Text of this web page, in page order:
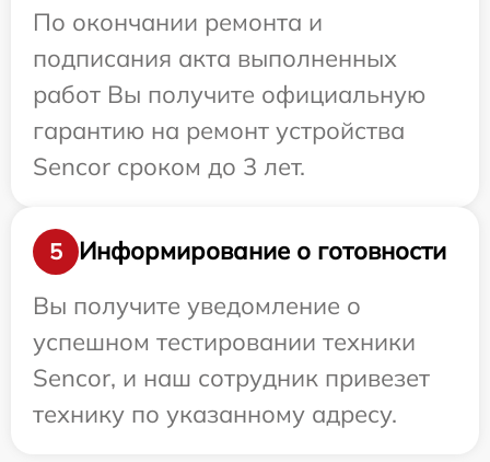
По окончании ремонта и
подписания акта выполненных
работ Вы получите официальную
гарантию на ремонт устройства
Sencor сроком до 3 лет.
5
Информирование о готовности
Вы получите уведомление о
успешном тестировании техники
Sencor, и наш сотрудник привезет
технику по указанному адресу.